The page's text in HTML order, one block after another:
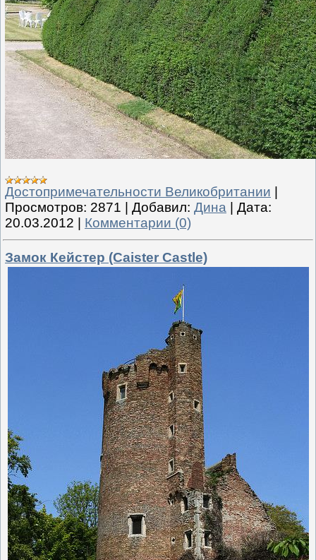
Достопримечательности Великобритании
Просмотров: 2871 Добавил: Дина
Дата:
20.03.2012
Комментарии (0)
Замок Кейстер (Caister Castle)